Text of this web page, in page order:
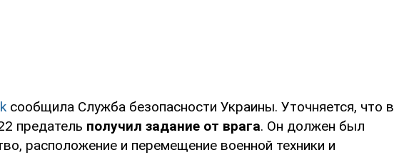
сообщила Служба безопасности Украины. Уточняется, что в
предатель получил задание от врага. Он должен был
расположение и перемещение военной техники и